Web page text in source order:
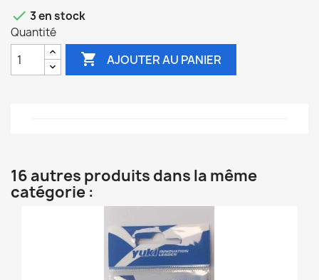
 3 en stock
Quantité
 AJOUTER AU PANIER
16 autres produits dans la même
catégorie :